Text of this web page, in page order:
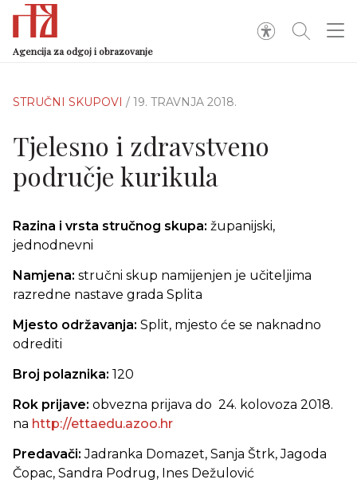
Agencija za odgoj i obrazovanje
STRUČNI SKUPOVI / 19. TRAVNJA 2018.
Tjelesno i zdravstveno
područje kurikula
Razina i vrsta stručnog skupa: županijski,
jednodnevni
Namjena: stručni skup namijenjen je učiteljima
razredne nastave grada Splita
Mjesto održavanja: Split, mjesto će se naknadno
odrediti
Broj polaznika: 120
Rok prijave: obvezna prijava do 24. kolovoza 2018.
na http://ettaedu.azoo.hr
Predavači:Jadranka Domazet, Sanja Štrk, Jagoda
Čopac, Sandra Podrug, Ines Dežulović